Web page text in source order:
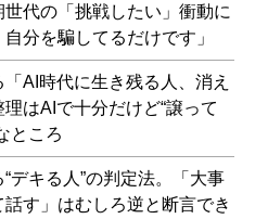
代の「挑戦したい」衝動に
分を騙してるだけです」
AI時代に生き残る人、消え
はAIで十分だけど“譲って
ところ
デキる人”の判定法。「大事
す」はむしろ逆と断言でき